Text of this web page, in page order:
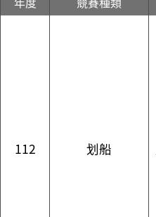
112 划船